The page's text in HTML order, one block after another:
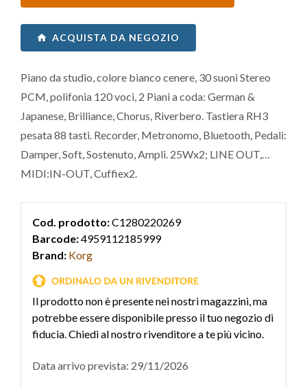
ACQUISTA DA NEGOZIO
Piano da studio, colore bianco cenere, 30 suoni Stereo
PCM, polifonia 120 voci, 2 Piani a coda: German &
Japanese, Brilliance, Chorus, Riverbero. Tastiera RH3
pesata 88 tasti. Recorder, Metronomo, Bluetooth, Pedali:
Damper, Soft, Sostenuto, Ampli. 25Wx2; LINE OUT,
MIDI:IN-OUT, Cuffiex2.
Cod. prodotto:C1280220269
Barcode:4959112185999
Brand: Korg
Il prodotto non è presente nei nostri magazzini, ma
potrebbe essere disponibile presso il tuo negozio di
fiducia. Chiedi al nostro rivenditore a te più vicino.
Data arrivo prevista: 29/11/2026